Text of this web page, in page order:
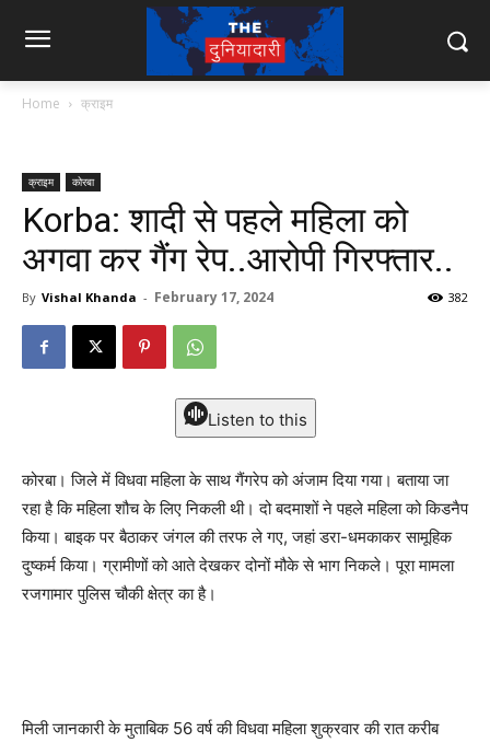
Home क्राइम
क्राइम कोरबा
Korba: शादी से पहले महिला को
अगवा कर गैंग रेप..आरोपी गिरफ्तार..
By Vishal Khanda - February 17, 2024 382
Listen to this
कोरबा। जिले में विधवा महिला के साथ गैंगरेप को अंजाम दिया गया। बताया जा
रहा है कि महिला शौच के लिए निकली थी। दो बदमाशों ने पहले महिला को किडनैप
किया। बाइक पर बैठाकर जंगल की तरफ ले गए, जहां डरा-धमकाकर सामूहिक
दुष्कर्म किया। ग्रामीणों को आते देखकर दोनों मौके से भाग निकले। पूरा मामला
रजगामार पुलिस चौकी क्षेत्र का है।
मिली जानकारी के मुताबिक 56 वर्ष की विधवा महिला शुक्रवार की रात करीब